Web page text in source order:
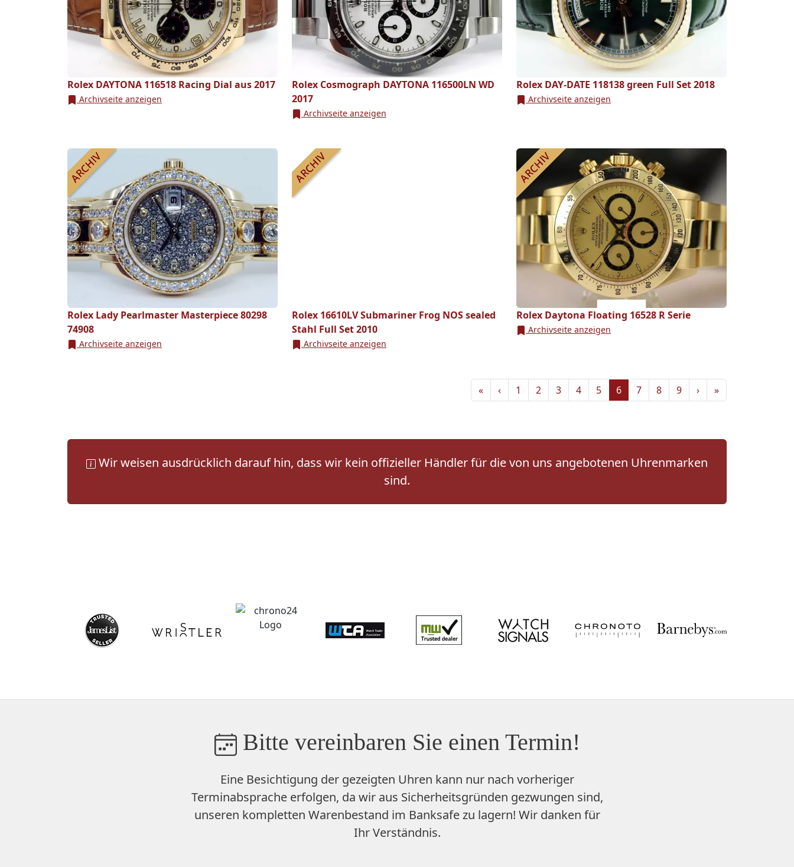
Rolex DAYTONA 116518 Racing Dial aus 2017
Archivseite anzeigen
Rolex Cosmograph DAYTONA 116500LN WD
2017
Archivseite anzeigen
Rolex DAY-DATE 118138 green Full Set 2018
Archivseite anzeigen
Rolex Lady Pearlmaster Masterpiece 80298
74908
Archivseite anzeigen
Rolex 16610LV Submariner Frog NOS sealed
Stahl Full Set 2010
Archivseite anzeigen
Rolex Daytona Floating 16528 R Serie
Archivseite anzeigen
« ‹ 1 2 3 4 5 6 7 8 9 › »
Wir weisen ausdrücklich darauf hin, dass wir kein offizieller Händler für die von uns angebotenen Uhrenmarken
sind.
Bitte vereinbaren Sie einen Termin!
Eine Besichtigung der gezeigten Uhren kann nur nach vorheriger
Terminabsprache erfolgen, da wir aus Sicherheitsgründen gezwungen sind,
unseren kompletten Warenbestand im Banksafe zu lagern! Wir danken für
Ihr Verständnis.